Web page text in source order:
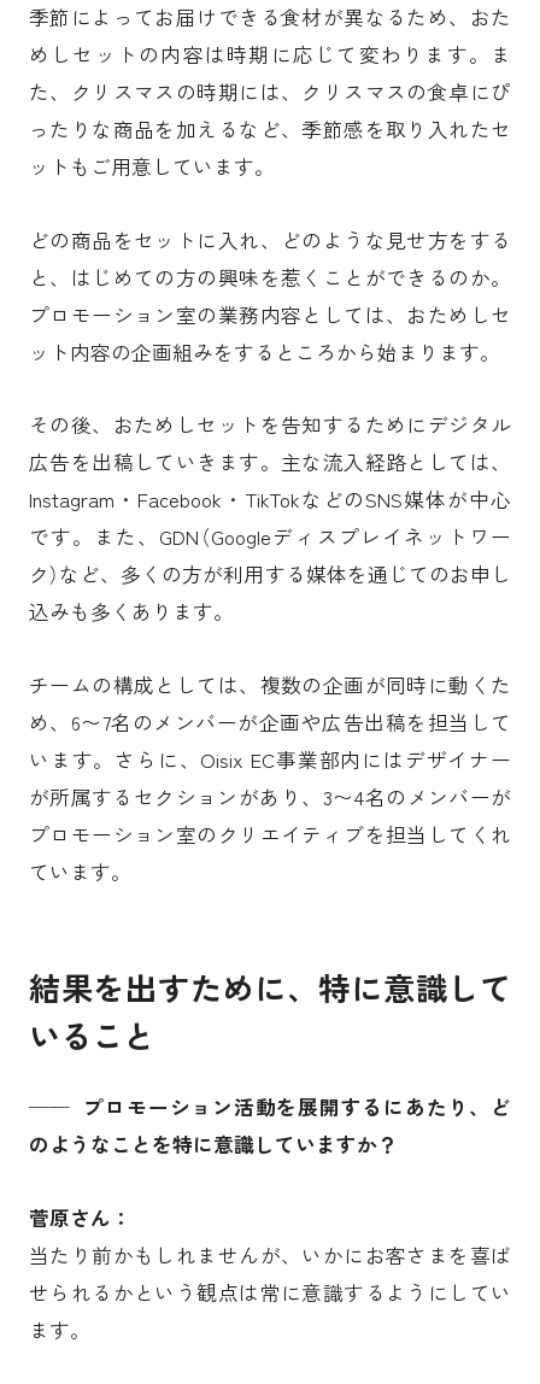
季節によってお届けできる食材が異なるため、おた
めしセットの内容は時期に応じて変わります。ま
た、クリスマスの時期には、クリスマスの食卓にぴ
ったりな商品を加えるなど、季節感を取り入れたセ
ットもご用意しています。
どの商品をセットに入れ、どのような見せ方をする
と、はじめての方の興味を惹くことができるのか。
プロモーション室の業務内容としては、おためしセ
ット内容の企画組みをするところから始まります。
その後、おためしセットを告知するためにデジタル
広告を出稿していきます。主な流入経路としては、
Instagram・Facebook・TikTokなどのSNS媒体が中心
です。また、GDN（Googleディスプレイネットワー
ク）など、多くの方が利用する媒体を通じてのお申し
込みも多くあります。
チームの構成としては、複数の企画が同時に動くた
め、6〜7名のメンバーが企画や広告出稿を担当して
います。さらに、Oisix EC事業部内にはデザイナー
が所属するセクションがあり、3〜4名のメンバーが
プロモーション室のクリエイティブを担当してくれ
ています。
結果を出すために、特に意識して
いること
── プロモーション活動を展開するにあたり、ど
のようなことを特に意識していますか？
菅原さん：
当たり前かもしれませんが、いかにお客さまを喜ば
せられるかという観点は常に意識するようにしてい
ます。